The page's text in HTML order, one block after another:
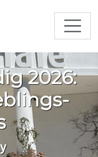
2026: